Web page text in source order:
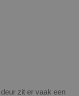
zit er vaak een